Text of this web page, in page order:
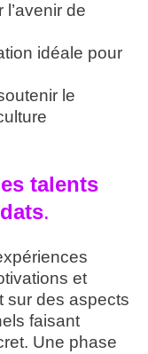
de
idéale pour
le
talents
.
et
sur des aspects
faisant
Une phase